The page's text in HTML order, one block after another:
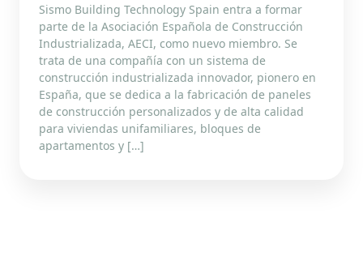
Sismo Building Technology Spain entra a formar
parte de la Asociación Española de Construcción
Industrializada, AECI, como nuevo miembro. Se
trata de una compañía con un sistema de
construcción industrializada innovador, pionero en
España, que se dedica a la fabricación de paneles
de construcción personalizados y de alta calidad
para viviendas unifamiliares, bloques de
apartamentos y […]